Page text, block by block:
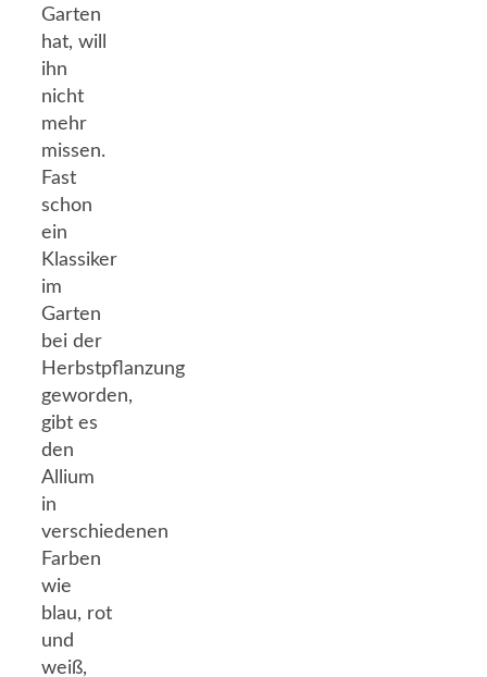
Garten
hat, will
ihn
nicht
mehr
missen.
Fast
schon
ein
Klassiker
im
Garten
bei der
Herbstpflanzung
geworden,
gibt es
den
Allium
in
verschiedenen
Farben
wie
blau, rot
und
weiß,